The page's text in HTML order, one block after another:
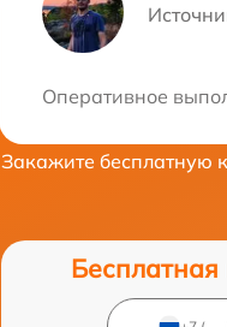
Оперативное
Нужна
Закажите бесплатную
Бесплатная